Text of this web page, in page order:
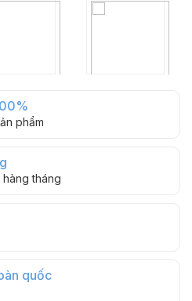
phẩm
hàng tháng
quốc